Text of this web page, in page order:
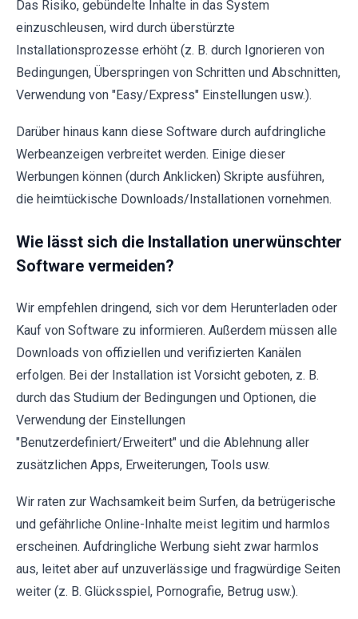
Das Risiko, gebündelte Inhalte in das System
einzuschleusen, wird durch überstürzte
Installationsprozesse erhöht (z. B. durch Ignorieren von
Bedingungen, Überspringen von Schritten und Abschnitten,
Verwendung von "Easy/Express" Einstellungen usw.).
Darüber hinaus kann diese Software durch aufdringliche
Werbeanzeigen verbreitet werden. Einige dieser
Werbungen können (durch Anklicken) Skripte ausführen,
die heimtückische Downloads/Installationen vornehmen.
Wie lässt sich die Installation unerwünschter
Software vermeiden?
Wir empfehlen dringend, sich vor dem Herunterladen oder
Kauf von Software zu informieren. Außerdem müssen alle
Downloads von offiziellen und verifizierten Kanälen
erfolgen. Bei der Installation ist Vorsicht geboten, z. B.
durch das Studium der Bedingungen und Optionen, die
Verwendung der Einstellungen
"Benutzerdefiniert/Erweitert" und die Ablehnung aller
zusätzlichen Apps, Erweiterungen, Tools usw.
Wir raten zur Wachsamkeit beim Surfen, da betrügerische
und gefährliche Online-Inhalte meist legitim und harmlos
erscheinen. Aufdringliche Werbung sieht zwar harmlos
aus, leitet aber auf unzuverlässige und fragwürdige Seiten
weiter (z. B. Glücksspiel, Pornografie, Betrug usw.).